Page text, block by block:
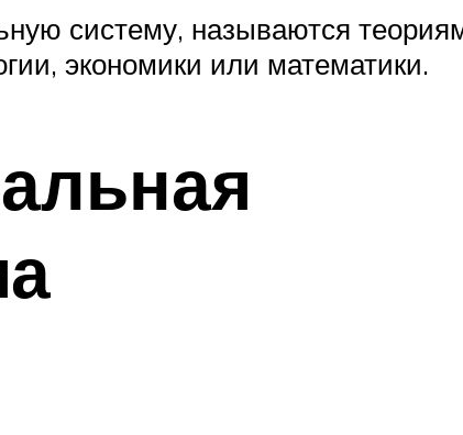
систему, называются
экономики или математики.